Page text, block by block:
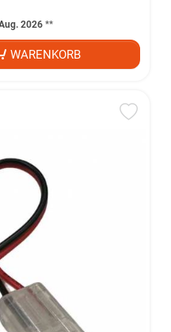
2026 **
WARENKORB